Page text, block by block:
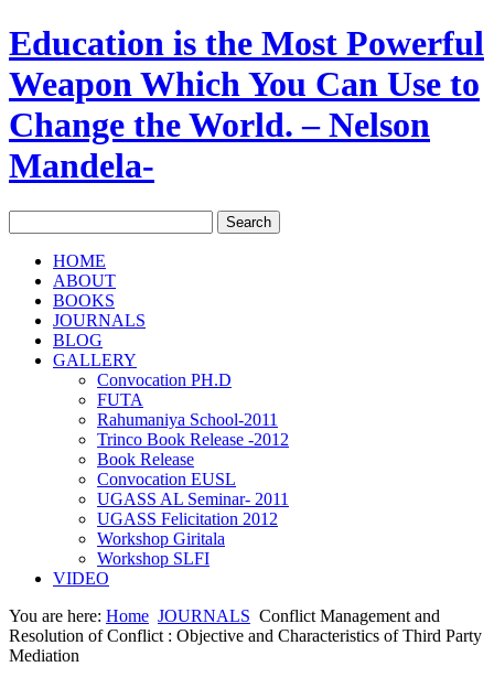
Education is the Most Powerful
Weapon Which You Can Use to
Change the World. – Nelson
Mandela-
HOME
ABOUT
BOOKS
JOURNALS
BLOG
GALLERY
Convocation PH.D
FUTA
Rahumaniya School-2011
Trinco Book Release -2012
Book Release
Convocation EUSL
UGASS AL Seminar- 2011
UGASS Felicitation 2012
Workshop Giritala
Workshop SLFI
VIDEO
You are here: Home JOURNALS Conflict Management and
Resolution of Conflict : Objective and Characteristics of Third Party
Mediation